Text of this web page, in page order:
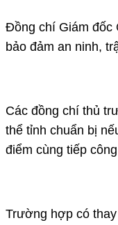
Đồng chí Giám đốc
bảo đảm an ninh,
Các đồng chí thủ
thể tỉnh chuẩn bị
điểm cùng tiếp
Trường hợp có